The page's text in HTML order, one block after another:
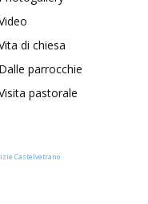
di chiesa
parrocchie
pastorale
Castelvetrano